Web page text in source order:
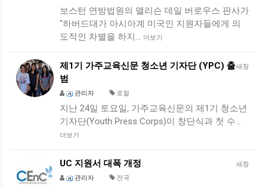
보스턴 연방법원의 앨리슨 데일 버로우스 판사가
"하버드대가 아시아계 미국인 지원자들에게 의
도적인 차별을 하지… 더보기
새창
제1기 가주교육신문 청소년 기자단 (YPC) 출
범
관리자 로컬
지난 24일 토요일, 가주교육신문의 제1기 청소년
기자단(Youth Press Corps)이 창단식과 첫 수…
더보기
새창
UC 지원서 대폭 개정
관리자 전국